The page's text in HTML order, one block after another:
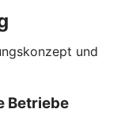
und
Betriebe